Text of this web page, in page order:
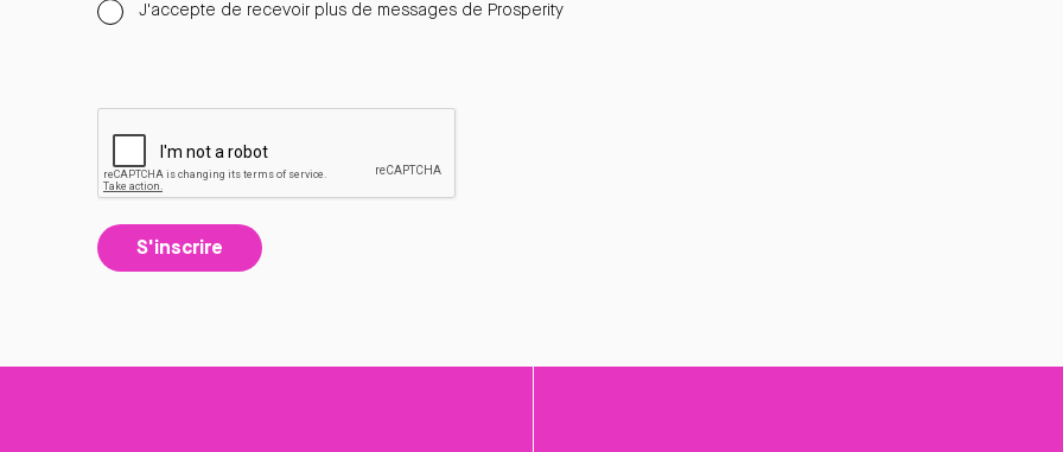
J'accepte de recevoir plus de messages de Prosperity
S'inscrire